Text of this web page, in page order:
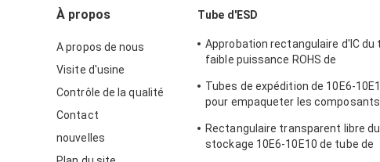
À propos
A propos de nous
Visite d'usine
Contrôle de la qualité
Contact
nouvelles
Tube d'ESD
Approbation rectangulaire d'IC du
faible puissance ROHS de
Tubes de expédition de 10E6-
pour empaqueter les composants
Rectangulaire transparent libre du
stockage 10E6-10E10 de tube de